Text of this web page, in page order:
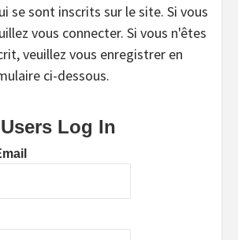
se sont inscrits sur le site. Si vous
vous connecter. Si vous n'êtes
veuillez vous enregistrer en
ci-dessous.
Log In